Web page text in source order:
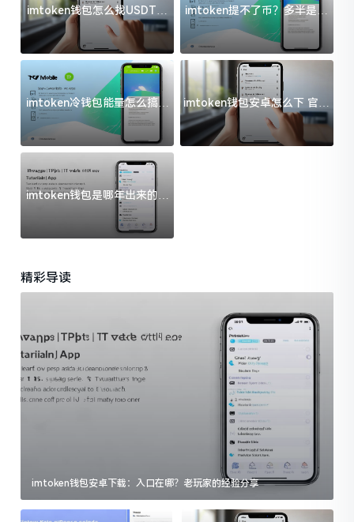
imtoken钱包怎么找USDT地
址？三步搞定不踩坑
imtoken提不了币？多半是这
几件事没处理好
imtoken冷钱包能量怎么搞？
过来人告诉你门道
imtoken钱包安卓怎么下 官方
渠道避坑指南
imtoken钱包是哪年出来的？
一文给你说清楚
精彩导读
imtoken钱包安卓下载：入口在哪？老玩家的经验分享